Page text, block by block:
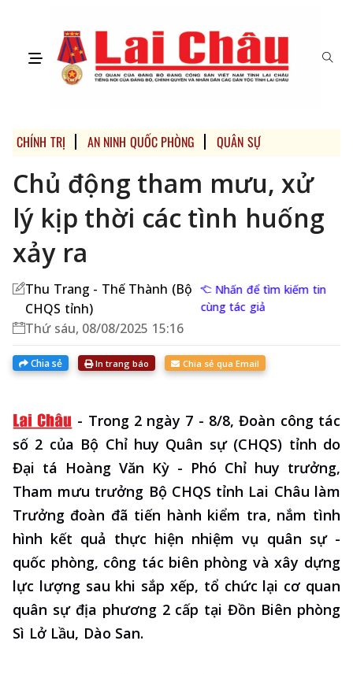
CHÍNH TRỊ AN NINH QUỐC PHÒNG QUÂN SỰ
Chủ động tham mưu, xử
lý kịp thời các tình huống
xảy ra
Thu Trang - Thế Thành (Bộ
CHQS tỉnh)
Nhấn để tìm kiếm tin
cùng tác giả
Thứ sáu, 08/08/2025 15:16
Chia sẻ In trang báo Chia sẻ qua Email
- Trong 2 ngày 7 - 8/8, Đoàn công tác
số 2 của Bộ Chỉ huy Quân sự (CHQS) tỉnh do
Đại tá Hoàng Văn Kỳ - Phó Chỉ huy trưởng,
Tham mưu trưởng Bộ CHQS tỉnh Lai Châu làm
Trưởng đoàn đã tiến hành kiểm tra, nắm tình
hình kết quả thực hiện nhiệm vụ quân sự -
quốc phòng, công tác biên phòng và xây dựng
lực lượng sau khi sắp xếp, tổ chức lại cơ quan
quân sự địa phương 2 cấp tại Đồn Biên phòng
Sì Lở Lầu, Dào San.